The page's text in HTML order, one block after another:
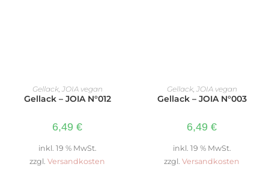
IN DEN WARENKORB
Gellack, JOIA vegan
Gellack – JOIA N°012
6,49 €
inkl. 19 % MwSt.
zzgl. Versandkosten
IN DEN WARENKORB
Gellack, JOIA vegan
Gellack – JOIA N°003
6,49 €
inkl. 19 % MwSt.
zzgl. Versandkosten